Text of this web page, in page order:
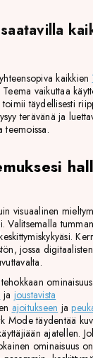
kaikkien
Teema vaikuttaa
täydellisesti
terävänä ja
teemoissa.
visuaalinen
Valitsemalla
jossa
ja joustavista
ajoitukseen ja
Mode täydentää
ajatellen.
ominaisuus